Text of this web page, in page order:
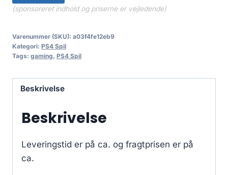
(sponsoreret indhold og priserne er vejledende)
Varenummer (SKU): a03f4fe12eb9
Kategori: PS4 Spil
Tags: gaming, PS4 Spil
Beskrivelse
Beskrivelse
Leveringstid er på ca. og fragtprisen er på
ca.